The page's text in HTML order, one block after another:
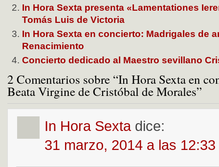
In Hora Sexta presenta «Lamentationes
Tomás Luis de Victoria
In Hora Sexta en concierto: Madrigales de
Renacimiento
Concierto dedicado al Maestro sevillano
2 Comentarios sobre “In Hora Sexta en
Beata Virgine de Cristóbal de Morales”
In Hora Sexta dice:
31 marzo, 2014 a las 12:33